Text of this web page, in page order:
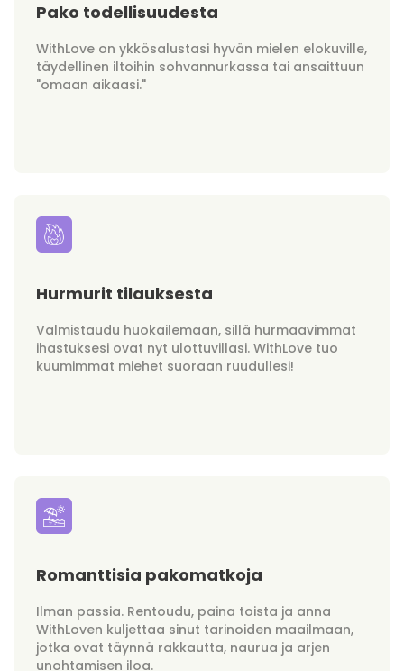
Pako todellisuudesta
WithLove on ykkösalustasi hyvän mielen elokuville,
täydellinen iltoihin sohvannurkassa tai ansaittuun
"omaan aikaasi."
Hurmurit tilauksesta
Valmistaudu huokailemaan, sillä hurmaavimmat
ihastuksesi ovat nyt ulottuvillasi. WithLove tuo
kuumimmat miehet suoraan ruudullesi!
Romanttisia pakomatkoja
Ilman passia. Rentoudu, paina toista ja anna
WithLoven kuljettaa sinut tarinoiden maailmaan,
jotka ovat täynnä rakkautta, naurua ja arjen
unohtamisen iloa.